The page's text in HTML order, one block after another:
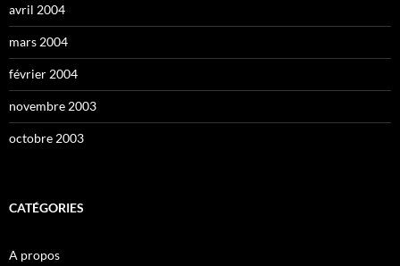
avril 2004
mars 2004
février 2004
novembre 2003
octobre 2003
CATÉGORIES
A propos